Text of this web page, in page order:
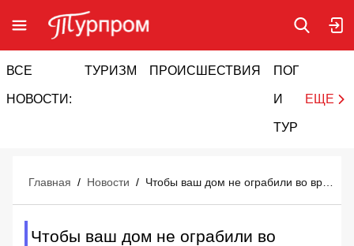
ВСЕ
НОВОСТИ:
ТУРИЗМ ПРОИСШЕСТВИЯ ПОГОДА
И
ТУРИЗМ
ЕЩЕ
Главная / Новости /
Чтобы ваш дом не ограбили во